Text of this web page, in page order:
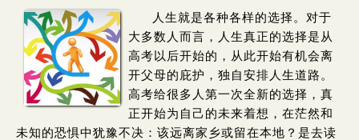
人生就是各种各样的选择。对于
大多数人而言，人生真正的选择是从
高考以后开始的，从此开始有机会离
开父母的庇护，独自安排人生道路。
高考给很多人第一次全新的选择，真
正开始为自己的未来着想，在茫然和
未知的恐惧中犹豫不决：该远离家乡或留在本地？是去读